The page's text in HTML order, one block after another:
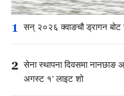
1 सन् २०२६ क्वाङचौ ड्रागन
2 सेना स्थापना दिवसमा नानछाङ
अगस्ट १' लाइट शो